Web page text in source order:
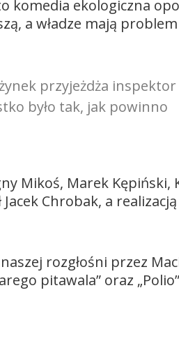
komedia ekologiczna
a władze mają problem
przyjeżdża inspektor
było tak, jak powinno
Mikoś, Marek Kępiński,
Chrobak, a
rozgłośni przez
pitawala” oraz